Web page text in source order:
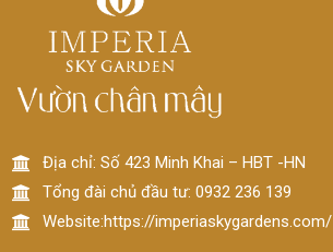
Địa chỉ: Số 423 Minh Khai – HBT -HN
Tổng đài chủ đầu tư: 0932 236 139
Website:https://imperiaskygardens.com/